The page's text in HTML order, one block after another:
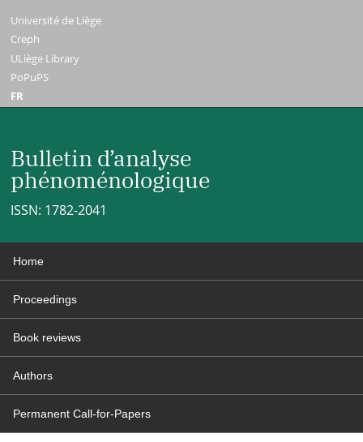
Université de Liège
Creph
ULiège Library
PoPuPS
FR
Bulletin d’analyse
phénoménologique
ISSN: 1782-2041
Home
Proceedings
Book reviews
Authors
Permanent Call-for-Papers